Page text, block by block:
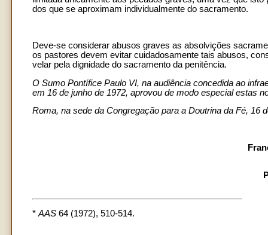
dos que se aproximam individualmente do sacramento.
Deve-se considerar abusos graves as absolvições
os pastores devem evitar cuidadosamente tais abusos,
velar pela dignidade do sacramento da penitência.
O Sumo Pontífice Paulo VI, na audiência concedida ao
em 16 de junho de 1972, aprovou de modo especial estas
Roma, na sede da Congregação para a Doutrina da Fé, 16
* AAS 64 (1972), 510-514.